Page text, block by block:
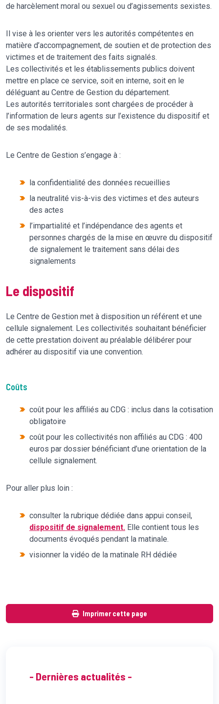
de harcèlement moral ou sexuel ou d’agissements sexistes.
Il vise à les orienter vers les autorités compétentes en
matière d’accompagnement, de soutien et de protection des
victimes et de traitement des faits signalés.
Les collectivités et les établissements publics doivent
mettre en place ce service, soit en interne, soit en le
déléguant au Centre de Gestion du département.
Les autorités territoriales sont chargées de procéder à
l’information de leurs agents sur l’existence du dispositif et
de ses modalités.
Le Centre de Gestion s’engage à :
la confidentialité des données recueillies
la neutralité vis-à-vis des victimes et des auteurs
des actes
l’impartialité et l’indépendance des agents et
personnes chargés de la mise en œuvre du dispositif
de signalement le traitement sans délai des
signalements
Le dispositif
Le Centre de Gestion met à disposition un référent et une
cellule signalement. Les collectivités souhaitant bénéficier
de cette prestation doivent au préalable délibérer pour
adhérer au dispositif via une convention.
Coûts
coût pour les affiliés au CDG : inclus dans la cotisation
obligatoire
coût pour les collectivités non affiliés au CDG : 400
euros par dossier bénéficiant d’une orientation de la
cellule signalement.
Pour aller plus loin :
consulter la rubrique dédiée dans appui conseil,
dispositif de signalement. Elle contient tous les
documents évoqués pendant la matinale.
visionner la vidéo de la matinale RH dédiée
Imprimer cette page
- Dernières actualités -